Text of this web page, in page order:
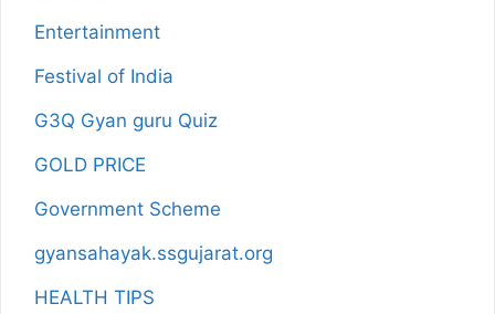
Entertainment
Festival of India
G3Q Gyan guru Quiz
GOLD PRICE
Government Scheme
gyansahayak.ssgujarat.org
HEALTH TIPS